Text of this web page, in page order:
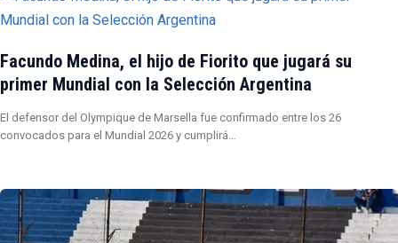
Facundo Medina, el hijo de Fiorito que jugará su
primer Mundial con la Selección Argentina
El defensor del Olympique de Marsella fue confirmado entre los 26
convocados para el Mundial 2026 y cumplirá…